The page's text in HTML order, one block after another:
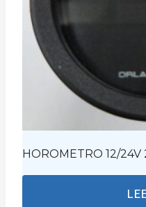
HOROMETRO 12/24V